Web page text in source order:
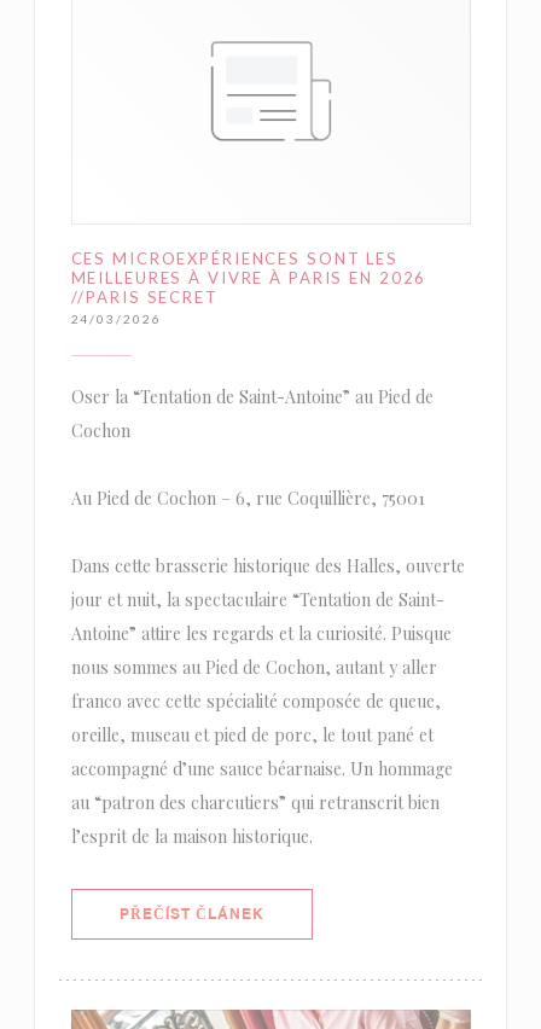
CES MICROEXPÉRIENCES SONT LES
MEILLEURES À VIVRE À PARIS EN 2026
//PARIS SECRET
24/03/2026
Oser la “Tentation de Saint-Antoine” au Pied de
Cochon
Au Pied de Cochon – 6, rue Coquillière, 75001
Dans cette brasserie historique des Halles, ouverte
jour et nuit, la spectaculaire “Tentation de Saint-
Antoine” attire les regards et la curiosité. Puisque
nous sommes au Pied de Cochon, autant y aller
franco avec cette spécialité composée de queue,
oreille, museau et pied de porc, le tout pané et
accompagné d’une sauce béarnaise. Un hommage
au “patron des charcutiers” qui retranscrit bien
l’esprit de la maison historique.
PŘEČÍST ČLÁNEK